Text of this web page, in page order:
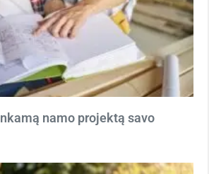
namo projektą savo